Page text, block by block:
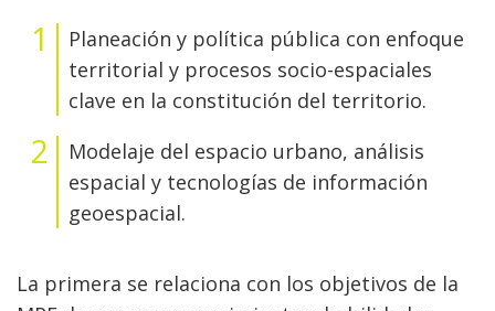
Planeación y política pública con enfoque
territorial y procesos socio-espaciales
clave en la constitución del territorio.
Modelaje del espacio urbano, análisis
espacial y tecnologías de información
geoespacial.
La primera se relaciona con los objetivos de la